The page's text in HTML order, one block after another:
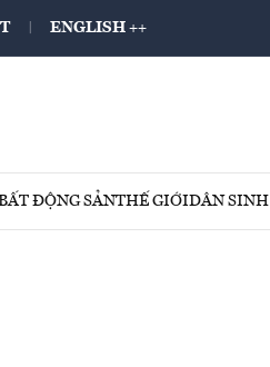
ENGLISH ++
ĐỘNG SẢNTHẾ GIỚIDÂN SINH